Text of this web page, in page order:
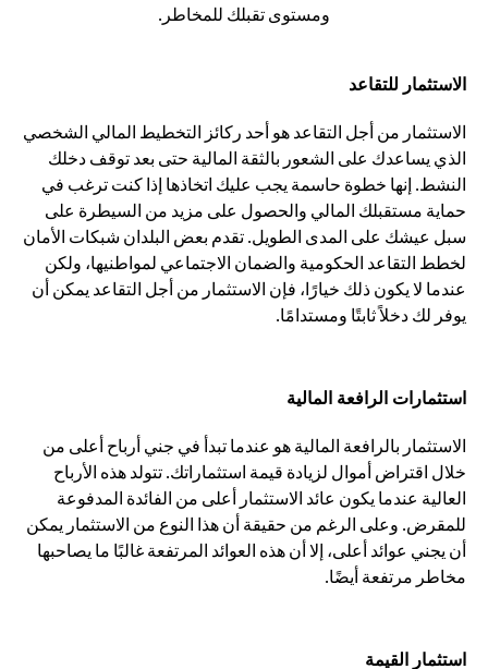
ومستوى تقبلك للمخاطر.
الاستثمار للتقاعد
الاستثمار من أجل التقاعد هو أحد ركائز التخطيط المالي الشخصي
الذي يساعدك على الشعور بالثقة المالية حتى بعد توقف دخلك
النشط. إنها خطوة حاسمة يجب عليك اتخاذها إذا كنت ترغب في
حماية مستقبلك المالي والحصول على مزيد من السيطرة على
سبل عيشك على المدى الطويل. تقدم بعض البلدان شبكات الأمان
لخطط التقاعد الحكومية والضمان الاجتماعي لمواطنيها، ولكن
عندما لا يكون ذلك خيارًا، فإن الاستثمار من أجل التقاعد يمكن أن
يوفر لك دخلاً ثابتًا ومستدامًا.
استثمارات الرافعة المالية
الاستثمار بالرافعة المالية هو عندما تبدأ في جني أرباح أعلى من
خلال اقتراض أموال لزيادة قيمة استثماراتك. تتولد هذه الأرباح
العالية عندما يكون عائد الاستثمار أعلى من الفائدة المدفوعة
للمقرض. وعلى الرغم من حقيقة أن هذا النوع من الاستثمار يمكن
أن يجني عوائد أعلى، إلا أن هذه العوائد المرتفعة غالبًا ما يصاحبها
مخاطر مرتفعة أيضًا.
استثمار القيمة